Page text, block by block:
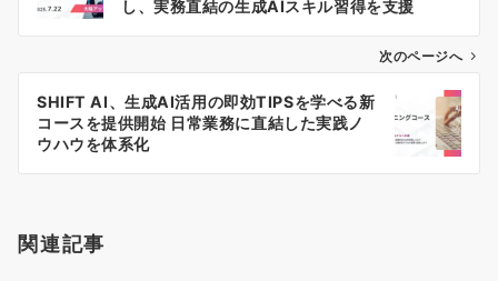
ビ
ン
し、実務直結の生成AIスキル習得を支援
次のページへ
SHIFT AI、生成AI活用の即効TIPSを学べる新
コースを提供開始 日常業務に直結した実践ノ
ウハウを体系化
関連記事